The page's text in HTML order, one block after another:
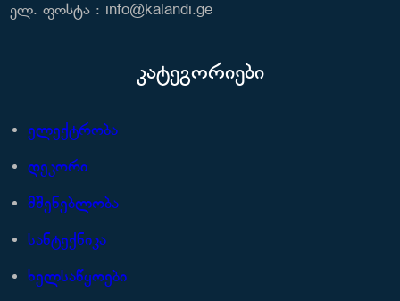
ელ. ფოსტა : info@kalandi.ge
კატეგორიები
ელექტრობა
დეკორი
მშენებლობა
სანტექნიკა
ხელსაწყოები